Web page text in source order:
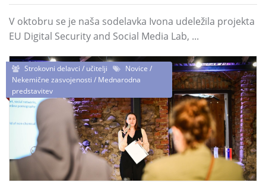
V oktobru se je naša sodelavka Ivona udeležila projekta
EU Digital Security and Social Media Lab, ...
Strokovni delavci / učitelji
Novice /
Nekemične zasvojenosti / Mednarodna
predstavitev